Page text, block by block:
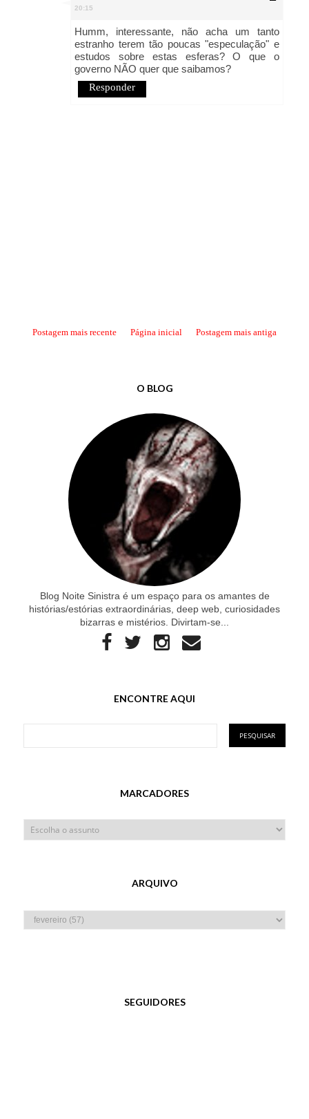
20:15
Humm, interessante, não acha um tanto
estranho terem tão poucas "especulação" e
estudos sobre estas esferas? O que o
governo NÃO quer que saibamos?
Responder
Postagem mais recente Postagem mais antiga
Página inicial
O BLOG
Blog Noite Sinistra é um espaço para os amantes de
histórias/estórias extraordinárias, deep web, curiosidades
bizarras e mistérios. Divirtam-se...
ENCONTRE AQUI
MARCADORES
ARQUIVO
SEGUIDORES